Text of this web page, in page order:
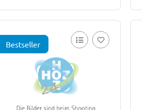
Bestseller